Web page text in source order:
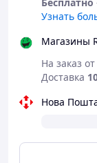
Узнать
Магазины
На заказ
Доставка
Нова